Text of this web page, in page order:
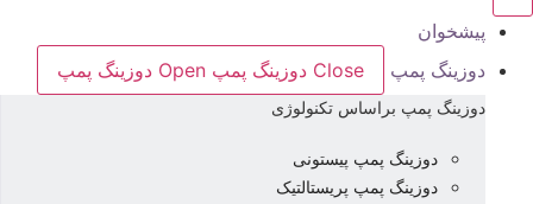
پیشخوان
دوزینگ پمپ
Close دوزینگ پمپ Open دوزینگ پمپ
دوزینگ پمپ براساس تکنولوژی
دوزینگ پمپ پیستونی
دوزینگ پمپ پریستالتیک